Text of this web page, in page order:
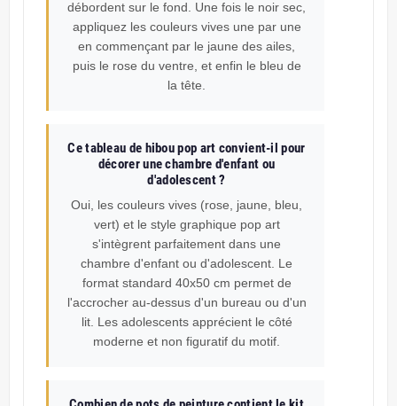
débordent sur le fond. Une fois le noir sec,
appliquez les couleurs vives une par une
en commençant par le jaune des ailes,
puis le rose du ventre, et enfin le bleu de
la tête.
Ce tableau de hibou pop art convient-il pour
décorer une chambre d'enfant ou
d'adolescent ?
Oui, les couleurs vives (rose, jaune, bleu,
vert) et le style graphique pop art
s'intègrent parfaitement dans une
chambre d'enfant ou d'adolescent. Le
format standard 40x50 cm permet de
l'accrocher au-dessus d'un bureau ou d'un
lit. Les adolescents apprécient le côté
moderne et non figuratif du motif.